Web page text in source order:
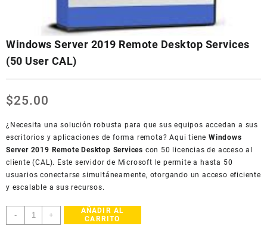
Windows Server 2019 Remote Desktop Services
(50 User CAL)
$25.00
¿Necesita una solución robusta para que sus equipos accedan a sus
escritorios y aplicaciones de forma remota? Aqui tiene Windows
Server 2019 Remote Desktop Services con 50 licencias de acceso al
cliente (CAL). Este servidor de Microsoft le permite a hasta 50
usuarios conectarse simultáneamente, otorgando un acceso eficiente
y escalable a sus recursos.
-
Windows
Server
+
AÑADIR AL
CARRITO